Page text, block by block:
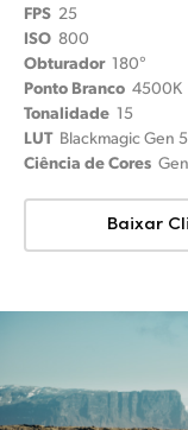
FPS 25
ISO 800
Obturador 180°
Ponto Branco 4500K
Tonalidade 15
LUT Blackmagic Gen
Ciência de Cores
Baixar